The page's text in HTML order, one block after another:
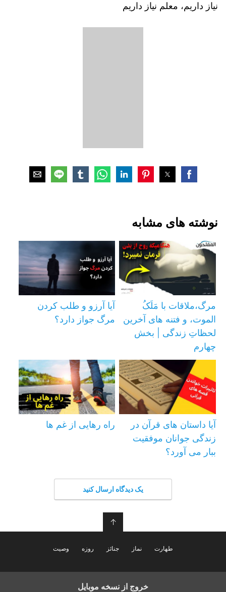
نیاز داریم، معلم نیاز داریم
نوشته های مشابه
مرگ،ملاقات با مَلَکُ
الموت، و فتنه های آخرین
لحظاتِ زندگی | بخش
چهارم
آیا آرزو و طلب کردن
مرگ جواز دارد؟
آیا داستان های قرآن در
زندگی جوانان موفقیت
ببار می آورد؟
راه رهایی از غم ها
یک دیدگاه ارسال کنید
↑
طهارت نماز جنائز روزه وصیت
خروج از نسخه موبایل